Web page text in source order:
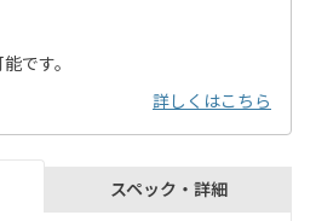
スペック・詳細
です。
詳しくはこちら